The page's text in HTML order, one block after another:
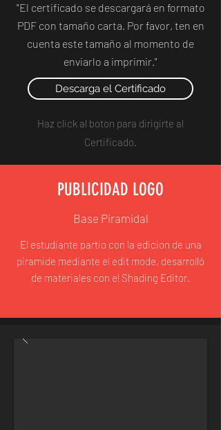
PUBLICIDAD LOGO
Base Piramidal
El estudiante partio con la edicion de una
piramide mediante el edit mode, desarrolló
de materiales con el Shading Editor.
"El certificado se descargará en formato
PDF con tamaño carta. Por favor, ten en
cuenta este tamaño al momento de
enviarlo a imprimir."
Descarga el Certificado
Haz click al boton para dirigirte al
Certificado.